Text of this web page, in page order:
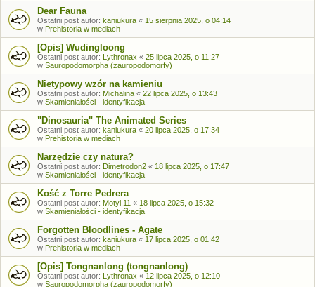
Dear Fauna
Ostatni post autor: kaniukura « 15 sierpnia 2025, o 04:14
w Prehistoria w mediach
[Opis] Wudingloong
Ostatni post autor: Lythronax « 25 lipca 2025, o 11:27
w Sauropodomorpha (zauropodomorfy)
Nietypowy wzór na kamieniu
Ostatni post autor: Michalina « 22 lipca 2025, o 13:43
w Skamieniałości - identyfikacja
"Dinosauria" The Animated Series
Ostatni post autor: kaniukura « 20 lipca 2025, o 17:34
w Prehistoria w mediach
Narzędzie czy natura?
Ostatni post autor: Dimetrodon2 « 18 lipca 2025, o 17:47
w Skamieniałości - identyfikacja
Kość z Torre Pedrera
Ostatni post autor: Motyl.11 « 18 lipca 2025, o 15:32
w Skamieniałości - identyfikacja
Forgotten Bloodlines - Agate
Ostatni post autor: kaniukura « 17 lipca 2025, o 01:42
w Prehistoria w mediach
[Opis] Tongnanlong (tongnanlong)
Ostatni post autor: Lythronax « 12 lipca 2025, o 12:10
w Sauropodomorpha (zauropodomorfy)